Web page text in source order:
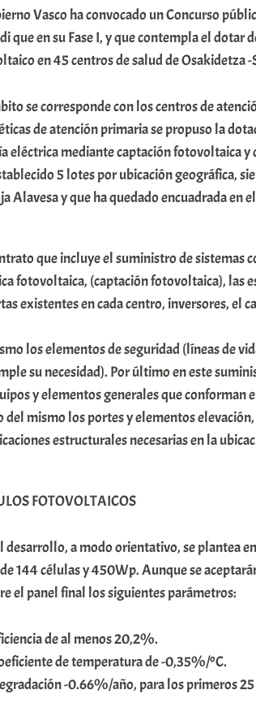
Vasco ha convocado un Concurso
que en su Fase I, y que contempla el dotar
en 45 centros de salud de Osakidetza -
se corresponde con los centros de
de atención primaria se propuso la
eléctrica mediante captación fotovoltaica y
5 lotes por ubicación geográfica,
Alavesa y que ha quedado encuadrada en
que incluye el suministro de sistemas
fotovoltaica, (captación fotovoltaica), las
existentes en cada centro, inversores, el
los elementos de seguridad (líneas de
su necesidad). Por último en este
y elementos generales que conforman
del mismo los portes y elementos
estructurales necesarias en la
FOTOVOLTAICOS
desarrollo, a modo orientativo, se plantea
144 células y 450Wp. Aunque se
el panel final los siguientes parámetros:
de al menos 20,2%.
de temperatura de -0,35%/ºC.
-0.66%/año, para los primeros